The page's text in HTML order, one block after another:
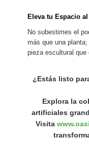
Eleva tu Espacio
No subestimes el
más que una
pieza escultural que
¿Estás listo
Explora la
artificiales
Visita